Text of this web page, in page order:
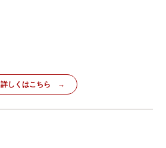
詳しくはこちら